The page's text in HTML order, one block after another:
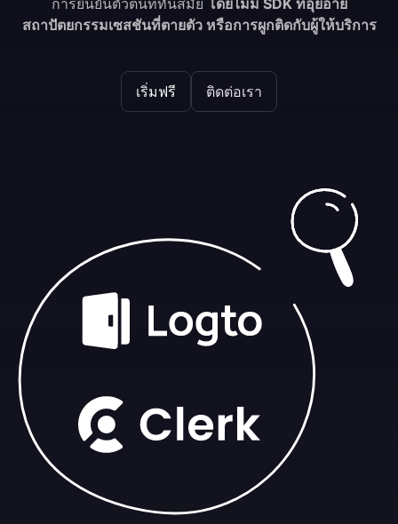
การยืนยันตัวตนที่ทันสมัย โดยไม่มี SDK ที่อุ้ยอ้าย
สถาปัตยกรรมเซสชันที่ตายตัว หรือการผูกติดกับผู้ให้บริการ
เริ่มฟรี ติดต่อเรา